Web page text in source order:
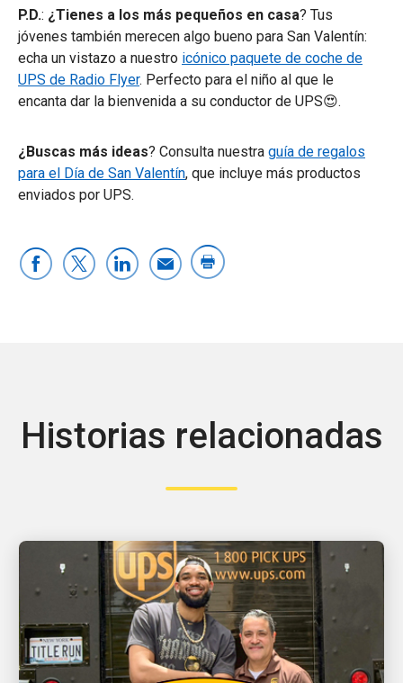
P.D.: ¿Tienes a los más pequeños en casa? Tus
jóvenes también merecen algo bueno para San Valentín:
echa un vistazo a nuestro icónico paquete de coche de
UPS de Radio Flyer. Perfecto para el niño al que le
encanta dar la bienvenida a su conductor de UPS😍.
¿Buscas más ideas? Consulta nuestra guía de regalos
para el Día de San Valentín, que incluye más productos
enviados por UPS.
Historias relacionadas